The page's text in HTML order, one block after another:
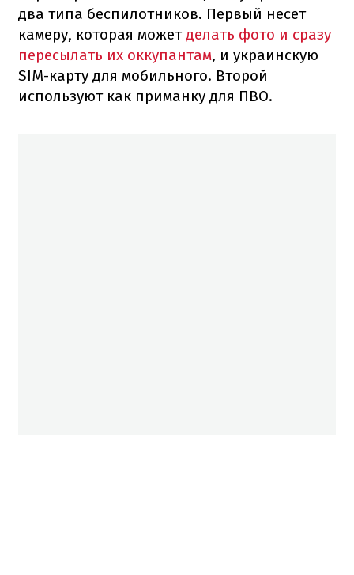
два типа беспилотников. Первый несет
камеру, которая можетделать фото и сразу
пересылать их оккупантам, и украинскую
SIM-карту для мобильного. Второй
используют как приманку для ПВО.